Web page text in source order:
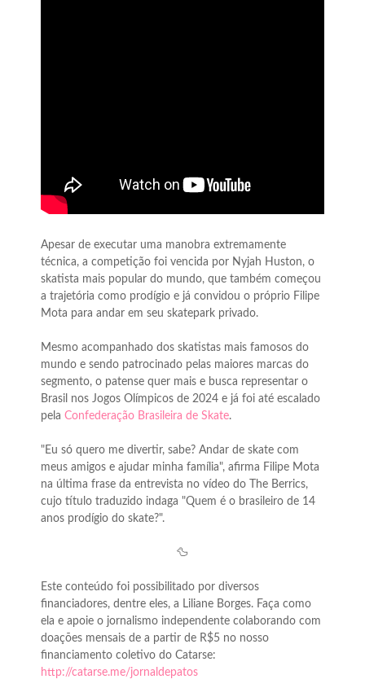
Apesar de executar uma manobra extremamente
técnica, a competição foi vencida por Nyjah Huston, o
skatista mais popular do mundo, que também começou
a trajetória como prodígio e já convidou o próprio Filipe
Mota para andar em seu skatepark privado.
Mesmo acompanhado dos skatistas mais famosos do
mundo e sendo patrocinado pelas maiores marcas do
segmento, o patense quer mais e busca representar o
Brasil nos Jogos Olímpicos de 2024 e já foi até escalado
pela Confederação Brasileira de Skate.
"Eu só quero me divertir, sabe? Andar de skate com
meus amigos e ajudar minha família", afirma Filipe Mota
na última frase da entrevista no vídeo do The Berrics,
cujo título traduzido indaga "Quem é o brasileiro de 14
anos prodígio do skate?".
🦆
Este conteúdo foi possibilitado por diversos
financiadores, dentre eles, a Liliane Borges. Faça como
ela e apoie o jornalismo independente colaborando com
doações mensais de a partir de R$5 no nosso
financiamento coletivo do Catarse:
http://catarse.me/jornaldepatos